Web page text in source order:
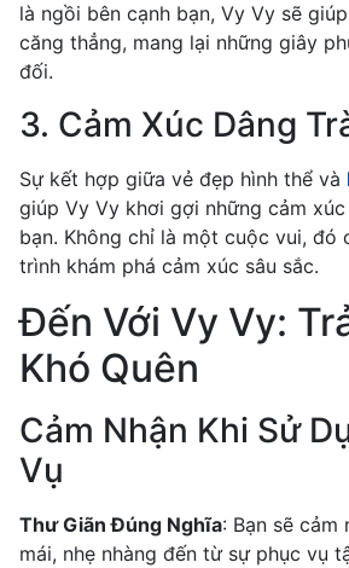
là ngồi bên cạnh bạn, Vy Vy sẽ
căng thẳng, mang lại những giây
đối.
3. Cảm Xúc Dâng
Sự kết hợp giữa vẻ đẹp hình thể và
giúp Vy Vy khơi gợi những cảm
bạn. Không chỉ là một cuộc vui, đó
trình khám phá cảm xúc sâu sắc.
Đến Với Vy Vy:
Khó Quên
Cảm Nhận Khi Sử
Vụ
Thư Giãn Đúng Nghĩa: Bạn sẽ cảm
mái, nhẹ nhàng đến từ sự phục vụ